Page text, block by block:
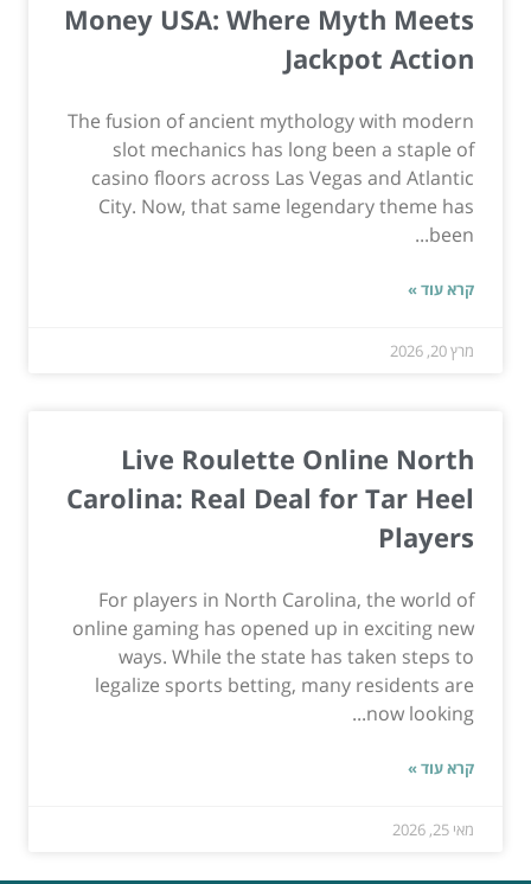
Money USA: Where Myth Meets
Jackpot Action
The fusion of ancient mythology with modern
slot mechanics has long been a staple of
casino floors across Las Vegas and Atlantic
City. Now, that same legendary theme has
been...
קרא עוד »
מרץ 20, 2026
Live Roulette Online North
Carolina: Real Deal for Tar Heel
Players
For players in North Carolina, the world of
online gaming has opened up in exciting new
ways. While the state has taken steps to
legalize sports betting, many residents are
now looking...
קרא עוד »
מאי 25, 2026